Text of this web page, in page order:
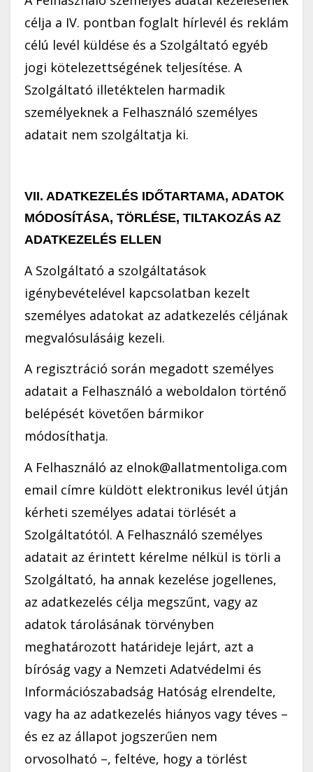
célja a IV. pontban foglalt hírlevél és reklám
célú levél küldése és a Szolgáltató egyéb
jogi kötelezettségének teljesítése. A
Szolgáltató illetéktelen harmadik
személyeknek a Felhasználó személyes
adatait nem szolgáltatja ki.
VII. ADATKEZELÉS IDŐTARTAMA, ADATOK
MÓDOSÍTÁSA, TÖRLÉSE, TILTAKOZÁS AZ
ADATKEZELÉS ELLEN
A Szolgáltató a szolgáltatások
igénybevételével kapcsolatban kezelt
személyes adatokat az adatkezelés céljának
megvalósulásáig kezeli.
A regisztráció során megadott személyes
adatait a Felhasználó a weboldalon történő
belépését követően bármikor
módosíthatja.
A Felhasználó az elnok@allatmentoliga.com
email címre küldött elektronikus levél útján
kérheti személyes adatai törlését a
Szolgáltatótól. A Felhasználó személyes
adatait az érintett kérelme nélkül is törli a
Szolgáltató, ha annak kezelése jogellenes,
az adatkezelés célja megszűnt, vagy az
adatok tárolásának törvényben
meghatározott határideje lejárt, azt a
bíróság vagy a Nemzeti Adatvédelmi és
Információszabadság Hatóság elrendelte,
vagy ha az adatkezelés hiányos vagy téves –
és ez az állapot jogszerűen nem
orvosolható –, feltéve, hogy a törlést